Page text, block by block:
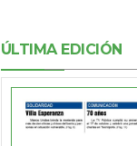
ÚLTIMA EDICIÓN